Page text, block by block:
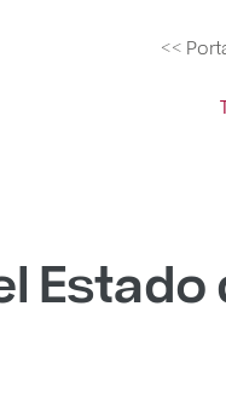
<<
Estado